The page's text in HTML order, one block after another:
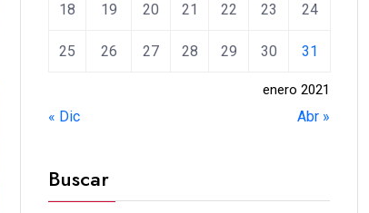
enero 2021
18 19 20 21 22 23 24
25 26 27 28 29 30 31
« Dic Abr »
Buscar